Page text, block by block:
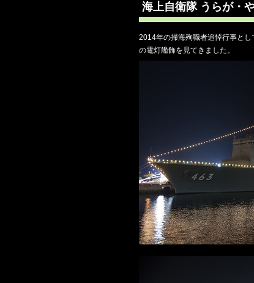
海上自衛隊 うらが・
2014年の掃海殉職者追悼行事とし
の電灯艦飾を見てきました。